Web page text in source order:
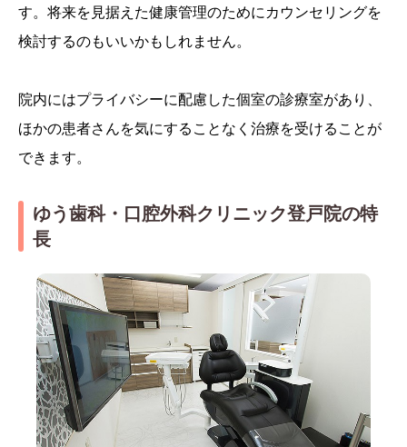
す。将来を見据えた健康管理のためにカウンセリングを
検討するのもいいかもしれません。
院内にはプライバシーに配慮した個室の診療室があり、
ほかの患者さんを気にすることなく治療を受けることが
できます。
ゆう歯科・口腔外科クリニック登戸院の特
長